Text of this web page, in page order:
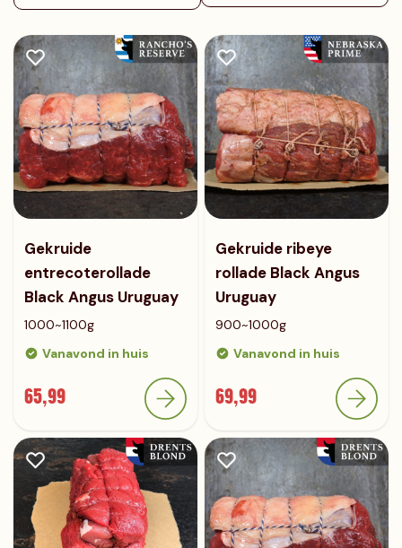
Gekruide
entrecoterollade
Black Angus Uruguay
1000~1100g
Vanavond in huis
65,99
Gekruide ribeye
rollade Black Angus
Uruguay
900~1000g
Vanavond in huis
69,99